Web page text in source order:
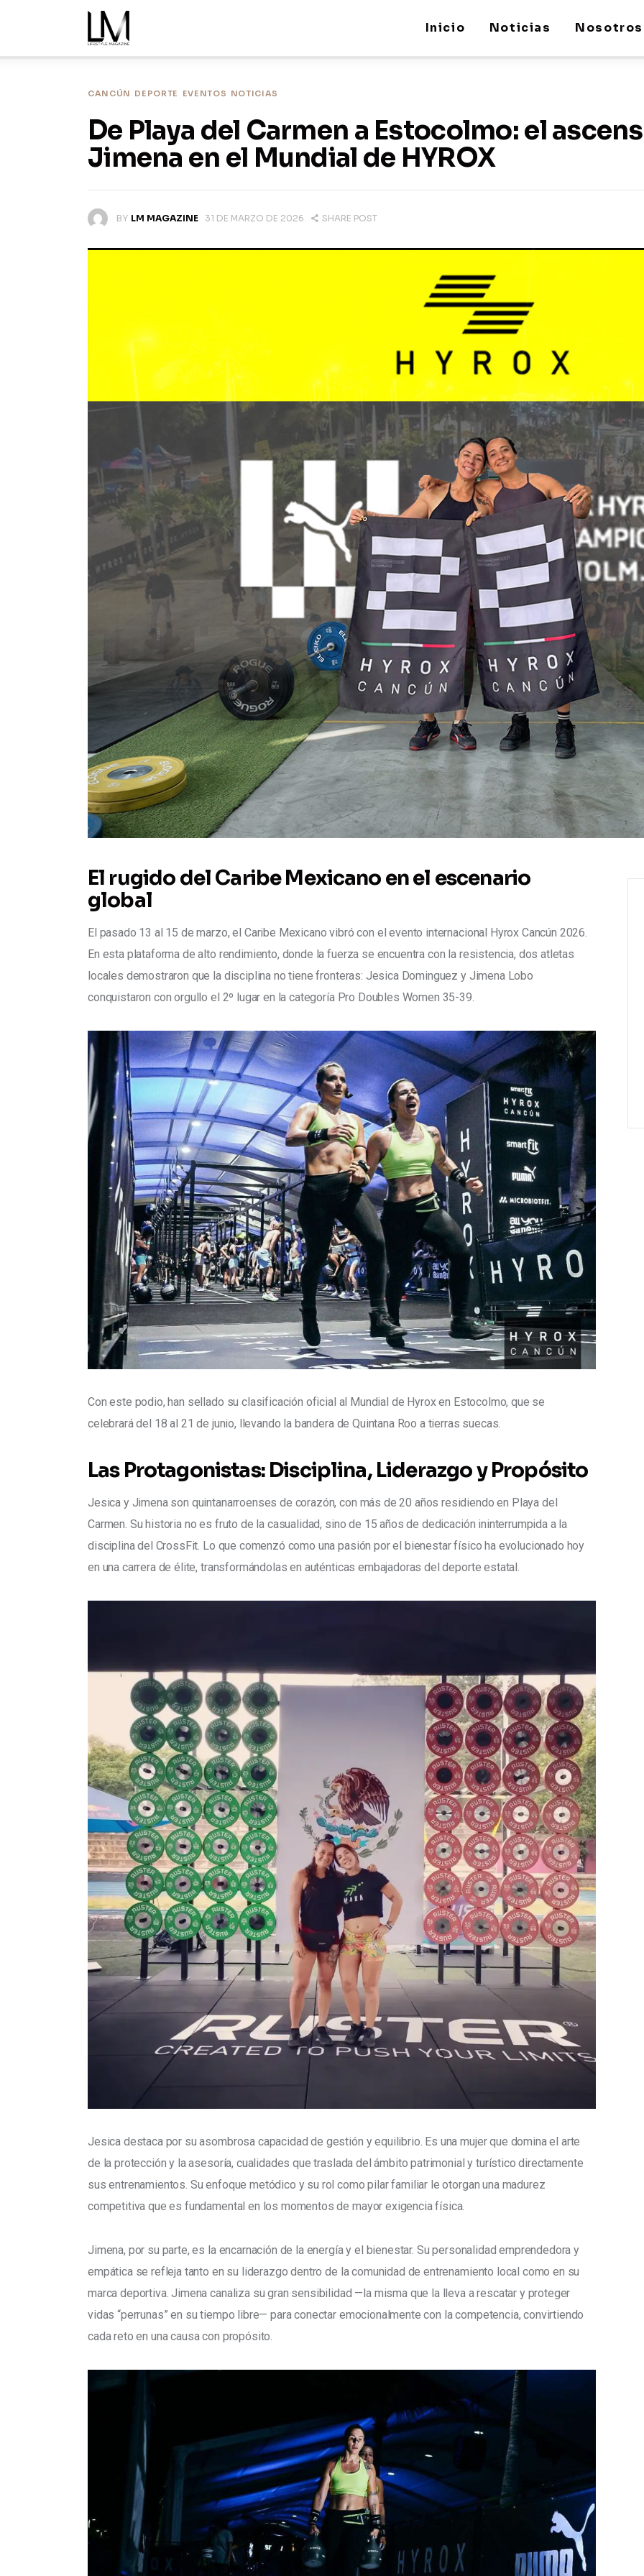
Inicio Noticias Nosotros
Noticias
CANCÚN DEPORTE EVENTOS NOTICIAS
De Playa del Carmen a Estocolmo: el
Jimena en el Mundial de HYROX
BY LM MAGAZINE 31 DE MARZO DE 2026 SHARE POST
El rugido del Caribe Mexicano en el escenario
global
El pasado 13 al 15 de marzo, el Caribe Mexicano vibró con el evento internacional Hyrox Cancún 2026.
En esta plataforma de alto rendimiento, donde la fuerza se encuentra con la resistencia, dos atletas
locales demostraron que la disciplina no tiene fronteras: Jesica Dominguez y Jimena Lobo
conquistaron con orgullo el 2º lugar en la categoría Pro Doubles Women 35-39.
Con este podio, han sellado su clasificación oficial al Mundial de Hyrox en Estocolmo, que se
celebrará del 18 al 21 de junio, llevando la bandera de Quintana Roo a tierras suecas.
Las Protagonistas: Disciplina, Liderazgo y Propósito
Jesica y Jimena son quintanarroenses de corazón, con más de 20 años residiendo en Playa del
Carmen. Su historia no es fruto de la casualidad, sino de 15 años de dedicación ininterrumpida a la
disciplina del CrossFit. Lo que comenzó como una pasión por el bienestar físico ha evolucionado hoy
en una carrera de élite, transformándolas en auténticas embajadoras del deporte estatal.
Jesica destaca por su asombrosa capacidad de gestión y equilibrio. Es una mujer que domina el arte
de la protección y la asesoría, cualidades que traslada del ámbito patrimonial y turístico directamente
sus entrenamientos. Su enfoque metódico y su rol como pilar familiar le otorgan una madurez
competitiva que es fundamental en los momentos de mayor exigencia física.
Jimena, por su parte, es la encarnación de la energía y el bienestar. Su personalidad emprendedora y
empática se refleja tanto en su liderazgo dentro de la comunidad de entrenamiento local como en su
marca deportiva. Jimena canaliza su gran sensibilidad —la misma que la lleva a rescatar y proteger
vidas “perrunas” en su tiempo libre— para conectar emocionalmente con la competencia, convirtiendo
cada reto en una causa con propósito.